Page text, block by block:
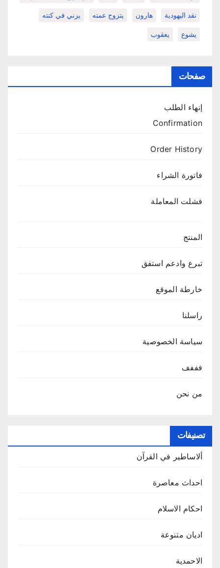
نقد اليهودية هارون يتزوج عمته يزني في كنته
يشوع يعقوب
صفحات
إنهاء الطلب
Confirmation
Order History
فاتورة الشراء
فشلت المعاملة
المنتج
تبرع وادعم استفق
خارطة الموقع
راسلنا
سياسة الخصوصية
فففف
من نحن
تصنيفات
ألاساطير في القرآن
احداث معاصرة
احكام الاسلام
اديان متنوعة
الاحمدية